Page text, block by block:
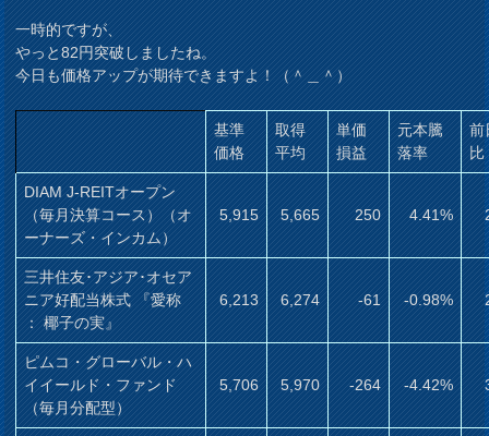
一時的ですが、
やっと82円突破しましたね。
今日も価格アップが期待できますよ！（＾＿＾）
基準
価格
取得
平均
単価
損益
元本騰
落率
前
比
DIAM J-REITオープン
（毎月決算コース）（オ
ーナーズ・インカム）
5,915 5,665 250 4.41%
三井住友･アジア･オセア
ニア好配当株式 『愛称
： 椰子の実』
6,213 6,274 -61 -0.98%
ピムコ・グローバル・ハ
イイールド・ファンド
（毎月分配型）
5,706 5,970 -264 -4.42%